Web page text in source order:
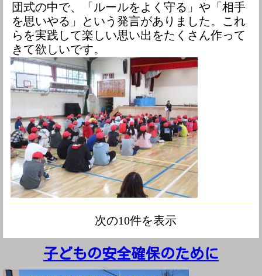
団式の中で、「ルールをよく守る」や「相手
を思いやる」という発言がありました。これ
らを実践して楽しい思い出をたくさん作って
きて欲しいです。
次の10件を表示
子どもの安全確保のために